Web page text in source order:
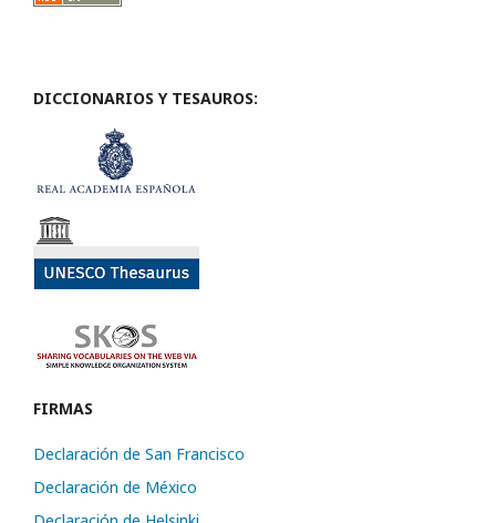
DICCIONARIOS Y TESAUROS:
FIRMAS
Declaración de San Francisco
Declaración de México